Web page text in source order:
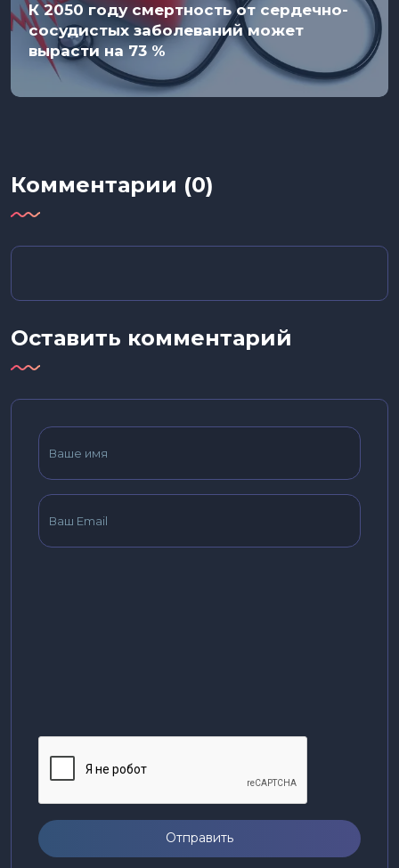
К 2050 году смертность от сердечно-
сосудистых заболеваний может
вырасти на 73 %
Комментарии (0)
Оставить комментарий
Отправить